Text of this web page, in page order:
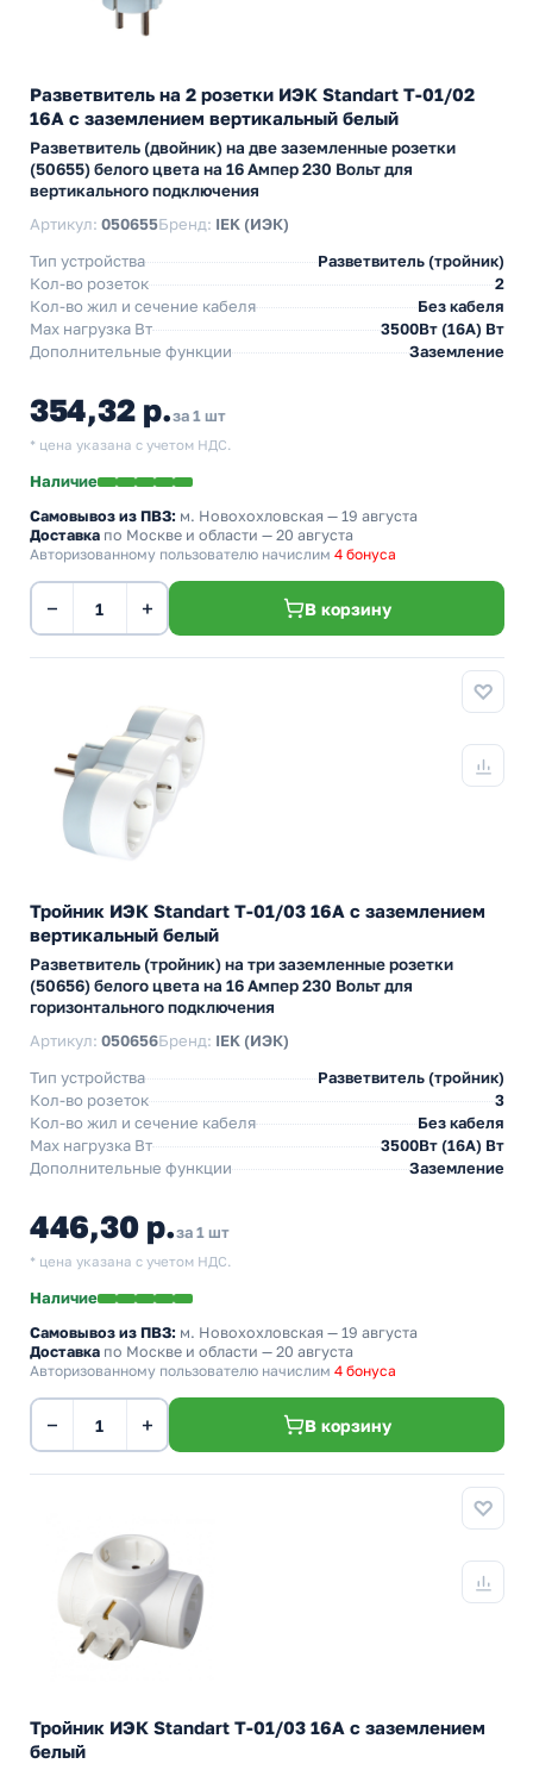
Разветвитель на 2 розетки ИЭК Standart Т-01/02
16А с заземлением вертикальный белый
Разветвитель (двойник) на две заземленные розетки
(50655) белого цвета на 16 Ампер 230 Вольт для
вертикального подключения
Артикул: 050655Бренд: IEK (ИЭК)
Тип устройства
Разветвитель (тройник)
Кол-во розеток
2
Кол-во жил и сечение кабеля
Без кабеля
Max нагрузка Вт
3500Вт (16А) Вт
Дополнительные функции
Заземление
354,32 р.за 1 шт
* цена указана с учетом НДС.
Наличие
Самовывоз из ПВЗ: м. Новохохловская — 19 августа
Доставка по Москве и области — 20 августа
Авторизованному пользователю начислим 4 бонуса
− + В корзину
Тройник ИЭК Standart Т-01/03 16А с заземлением
вертикальный белый
Разветвитель (тройник) на три заземленные розетки
(50656) белого цвета на 16 Ампер 230 Вольт для
горизонтального подключения
Артикул: 050656Бренд: IEK (ИЭК)
Тип устройства
Разветвитель (тройник)
Кол-во розеток
3
Кол-во жил и сечение кабеля
Без кабеля
Max нагрузка Вт
3500Вт (16А) Вт
Дополнительные функции
Заземление
446,30 р.за 1 шт
* цена указана с учетом НДС.
Наличие
Самовывоз из ПВЗ: м. Новохохловская — 19 августа
Доставка по Москве и области — 20 августа
Авторизованному пользователю начислим 4 бонуса
− + В корзину
Тройник ИЭК Standart Т-01/03 16А с заземлением
белый